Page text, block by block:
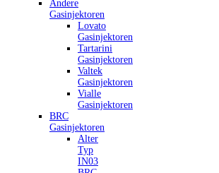
Andere
Gasinjektoren
Lovato
Gasinjektoren
Tartarini
Gasinjektoren
Valtek
Gasinjektoren
Vialle
Gasinjektoren
BRC
Gasinjektoren
Alter
Typ
IN03